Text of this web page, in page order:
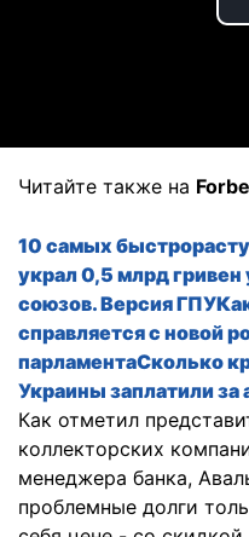
Читайте также на
10 самых
украл 0,5 млрд
союзов. Версия ГПУ
справляется с новой
парламентаСколько
Украины заплатили за
Как отметил
коллекторских
менеджера банка,
проблемные долги